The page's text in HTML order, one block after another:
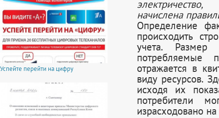
Успейте перейти на цифру
начислена
Определение
происходить
учета.
потребляемые
отражается в
виду ресурсов.
исходя их
потребители
израсходовано